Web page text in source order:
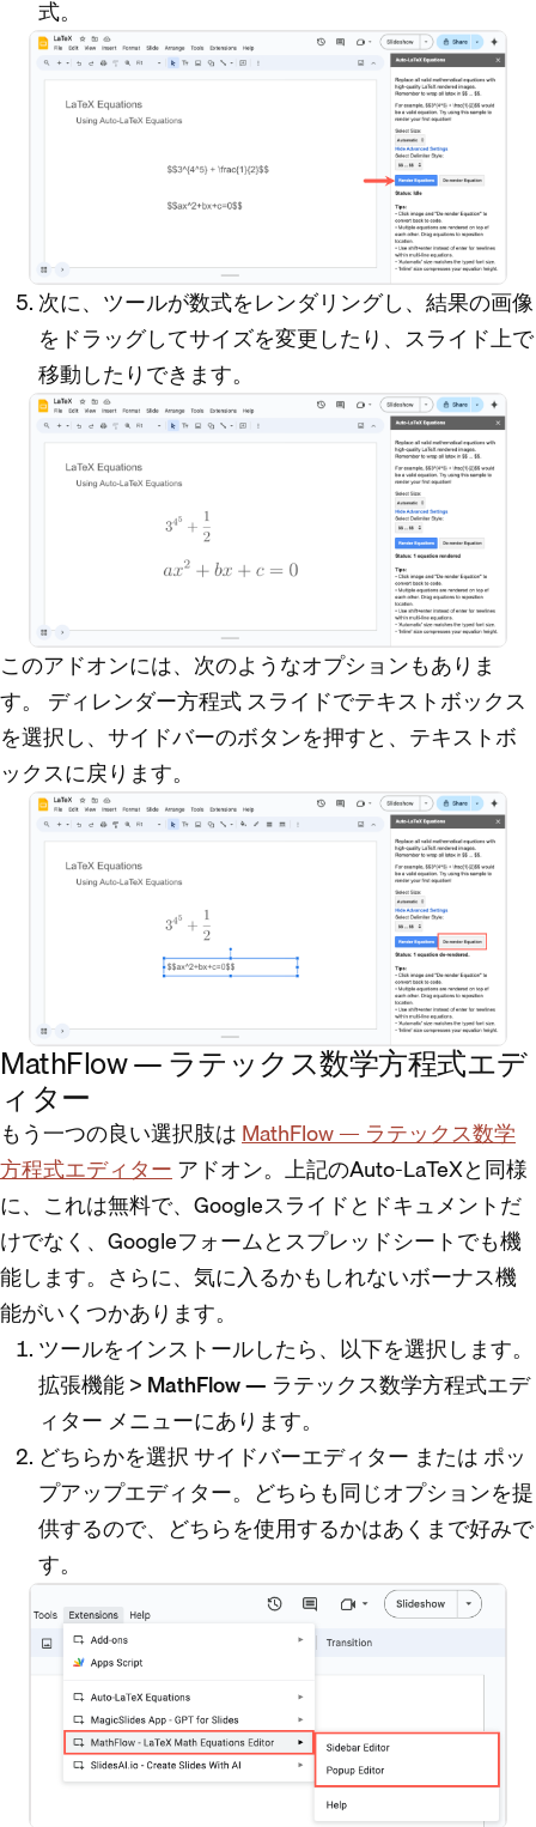
式。
次に、ツールが数式をレンダリングし、結果の画像
をドラッグしてサイズを変更したり、スライド上で
移動したりできます。
このアドオンには、次のようなオプションもありま
す。 ディレンダー方程式スライドでテキストボックス
を選択し、サイドバーのボタンを押すと、テキストボ
ックスに戻ります。
MathFlow — ラテックス数学方程式エデ
ィター
もう一つの良い選択肢はMathFlow — ラテックス数学
方程式エディターアドオン。上記のAuto-LaTeXと同様
に、これは無料で、Googleスライドとドキュメントだ
けでなく、Googleフォームとスプレッドシートでも機
能します。さらに、気に入るかもしれないボーナス機
能がいくつかあります。
ツールをインストールしたら、以下を選択します。
拡張機能> MathFlow — ラテックス数学方程式エデ
ィター メニューにあります。
どちらかを選択サイドバーエディター またはポッ
プアップエディター。どちらも同じオプションを提
供するので、どちらを使用するかはあくまで好みで
す。